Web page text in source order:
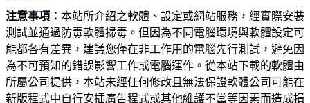
注意事項： 本站所介紹之軟體、設定或網站服務，經實際安裝
測試並通過防毒軟體掃毒。但因為不同電腦環境與軟體設定可
能都各有差異，建議您僅在非工作用的電腦先行測試，避免因
為不可預知的錯誤影響工作或電腦運作。從本站下載的軟體由
所屬公司提供，本站未經任何修改且無法保證軟體公司可能在
新版程式中自行安插廣告程式或其他維護不當等因素而造成損